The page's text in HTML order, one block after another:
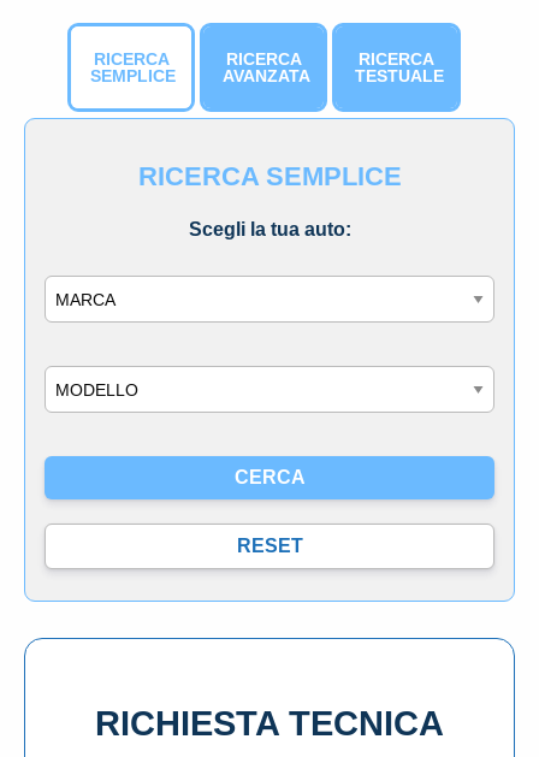
RICERCA
SEMPLICE
RICERCA
AVANZATA
RICERCA
TESTUALE
RICERCA SEMPLICE
Scegli la tua auto:
RICHIESTA TECNICA